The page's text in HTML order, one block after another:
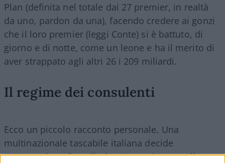
Plan (definita nel totale dai 27 premier, in realtà
da uno, pardon da una), facendo credere ai gonzi
che il loro premier (leggi Conte) si è battuto, di
giorno e di notte, come un leone e ha il merito di
aver strappato agli altri 26 i 209 miliardi.
Il regime dei consulenti
Ecco un piccolo racconto personale. Una
multinazionale tascabile italiana decide
un’operazione (banalissima), tutta interna, di